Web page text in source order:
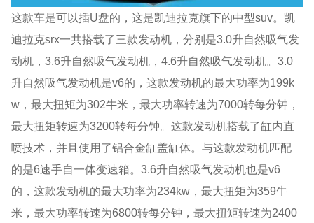
这款车是可以插U盘的，这是凯迪拉克旗下的中型suv。凯
迪拉克srx一共搭载了三款发动机，分别是3.0升自然吸气发
动机，3.6升自然吸气发动机，4.6升自然吸气发动机。3.0
升自然吸气发动机是v6的，这款发动机的最大功率为199k
w，最大扭矩为302牛米，最大功率转速为7000转每分钟，
最大扭矩转速为3200转每分钟。这款发动机搭载了缸内直
喷技术，并且使用了铝合金缸盖缸体。与这款发动机匹配
的是6速手自一体变速箱。3.6升自然吸气发动机也是v6
的，这款发动机的最大功率为234kw，最大扭矩为359牛
米，最大功率转速为6800转每分钟，最大扭矩转速为2400